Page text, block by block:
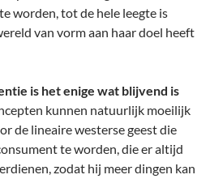
worden, tot de hele leegte is
van vorm aan haar doel heeft
is het enige wat blijvend is
kunnen natuurlijk moeilijk
de lineaire westerse geest die
te worden, die er altijd
zodat hij meer dingen kan